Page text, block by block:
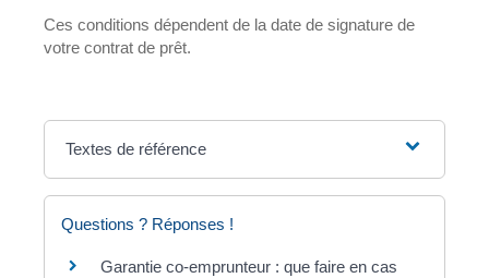
Ces conditions dépendent de la date de signature de
votre contrat de prêt.
Textes de référence
Questions ? Réponses !
Garantie co-emprunteur : que faire en cas